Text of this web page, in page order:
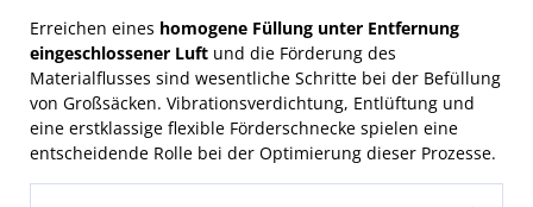
Erreichen eines homogene Füllung unter Entfernung
eingeschlossener Luft und die Förderung des
Materialflusses sind wesentliche Schritte bei der Befüllung
von Großsäcken. Vibrationsverdichtung, Entlüftung und
eine erstklassige flexible Förderschnecke spielen eine
entscheidende Rolle bei der Optimierung dieser Prozesse.